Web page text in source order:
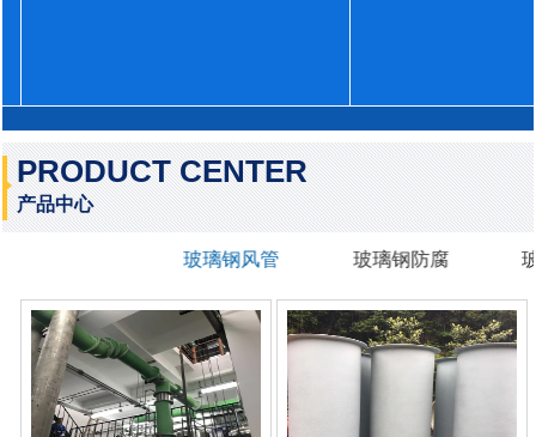
PRODUCT CENTER
产品中心
玻璃钢风管 玻璃钢防腐